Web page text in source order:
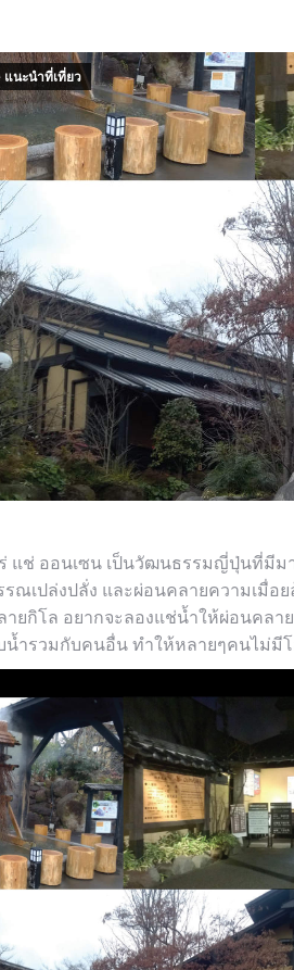
แนะนำที่เที่ยว
แช่ ออนเซน เป็นวัฒนธรรมญี่ปุ่นที่มีม
รณเปล่งปลั่ง และผ่อนคลายความเมื่อ
ายกิโล อยากจะลองแช่น้ำให้ผ่อนคลา
น้ำรวมกับคนอื่น ทำให้หลายๆคนไม่มี